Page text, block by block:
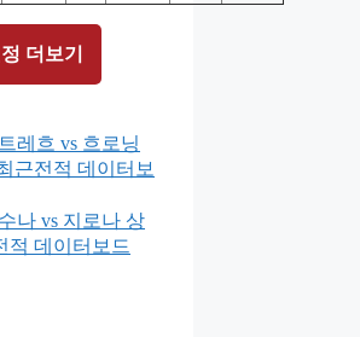
더보기
레흐 vs 흐로닝
근전적 데이터보
나 vs 지로나 상
적 데이터보드